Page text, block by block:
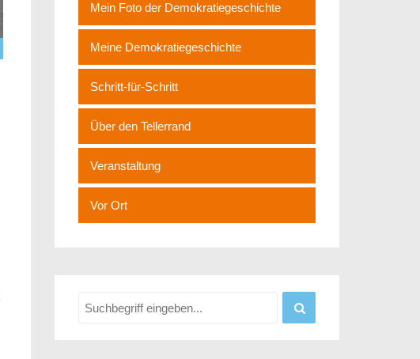
Mein Foto der Demokratiegeschichte
Meine Demokratiegeschichte
Schritt-für-Schritt
Über den Tellerrand
Veranstaltung
Vor Ort